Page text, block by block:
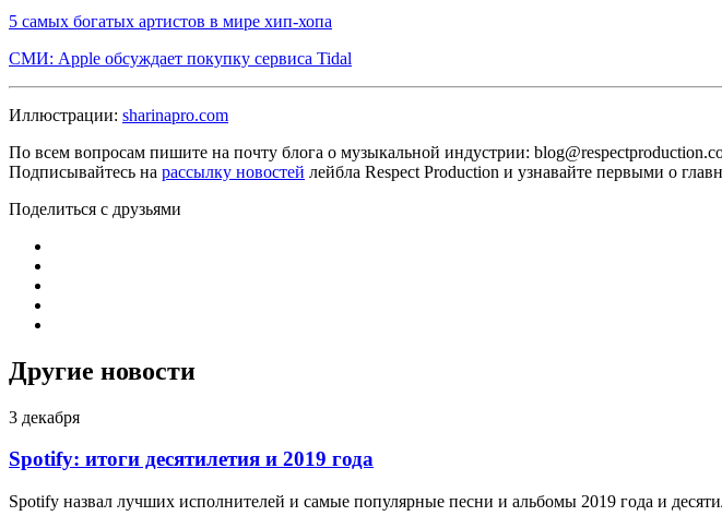
5 самых богатых артистов в мире хип‑хопа
СМИ: Apple обсуждает покупку сервиса Tidal
Иллюстрации: sharinapro.com
По всем вопросам пишите на почту блога о музыкальной индустрии:
Подписывайтесь на рассылку новостей лейбла Respect Production и узнавайте первыми о
Поделиться с друзьями
Другие новости
3 декабря
Spotify: итоги десятилетия и 2019 года
Spotify назвал лучших исполнителей и самые популярные песни и альбомы 2019 года и